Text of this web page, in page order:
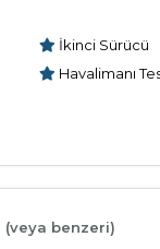
İkinci Sürücü
Havalimanı
(veya benzeri)